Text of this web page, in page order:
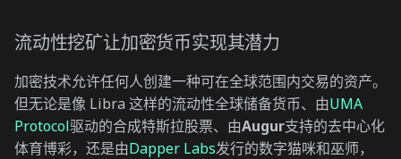
流动性挖矿让加密货币实现其潜力
加密技术允许任何人创建一种可在全球范围内交易的资产。
但无论是像 Libra 这样的流动性全球储备货币、由UMA
Protocol驱动的合成特斯拉股票、由Augur支持的去中心化
体育博彩，还是由Dapper Labs发行的数字猫咪和巫师，